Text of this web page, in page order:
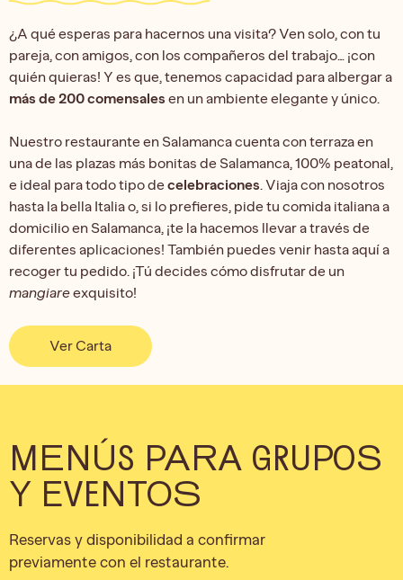
¿A qué esperas para hacernos una visita? Ven solo, con tu
pareja, con amigos, con los compañeros del trabajo… ¡con
quién quieras! Y es que, tenemos capacidad para albergar a
más de 200 comensales en un ambiente elegante y único.
Nuestro restaurante en Salamanca cuenta con terraza en
una de las plazas más bonitas de Salamanca, 100% peatonal,
e ideal para todo tipo decelebraciones. Viaja con nosotros
hasta la bella Italia o, si lo prefieres, pide tu comida italiana a
domicilio en Salamanca, ¡te la hacemos llevar a través de
diferentes aplicaciones! También puedes venir hasta aquí a
recoger tu pedido. ¡Tú decides cómo disfrutar de un
mangiareexquisito!
Ver Carta
MENÚS PARA GRUPOS
Y EVENTOS
Reservas y disponibilidad a confirmar
previamente con el restaurante.